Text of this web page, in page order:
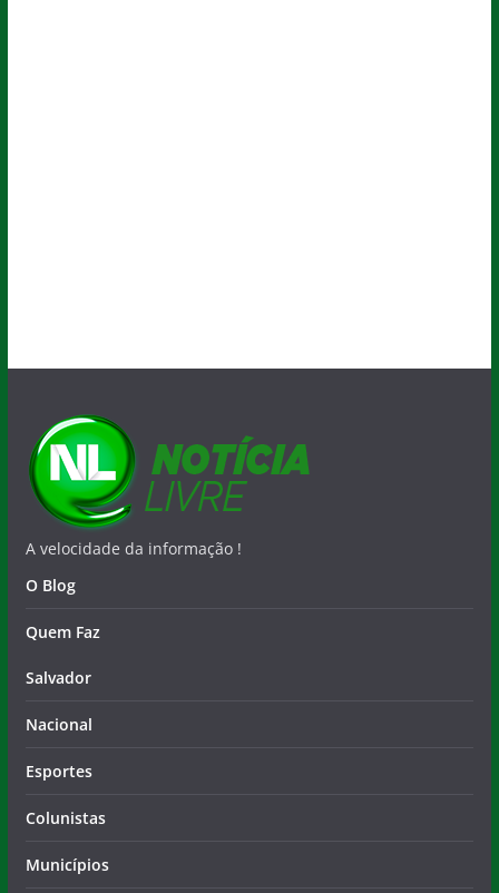
A velocidade da informação !
O Blog
Quem Faz
Salvador
Nacional
Esportes
Colunistas
Municípios